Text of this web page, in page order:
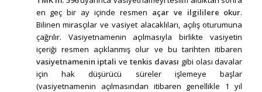
en geç bir ay içinde resmen açar ve ilgililere okur.
Bilinen mirasçılar ve vasiyet alacaklıları, açılış oturumuna
çağrılır. Vasiyetnamenin açılmasıyla birlikte vasiyetin
içeriği resmen açıklanmış olur ve bu tarihten itibaren
vasiyetnamenin iptali vetenkis davası gibi olası davalar
için hak düşürücü süreler işlemeye başlar
(vasiyetnamenin açılmasından itibaren genellikle 1 yıl